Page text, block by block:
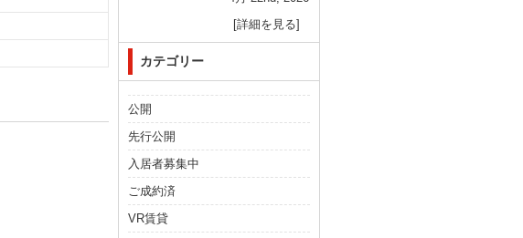
[詳細を見る]
カテゴリー
公開
先行公開
入居者募集中
ご成約済
VR賃貸